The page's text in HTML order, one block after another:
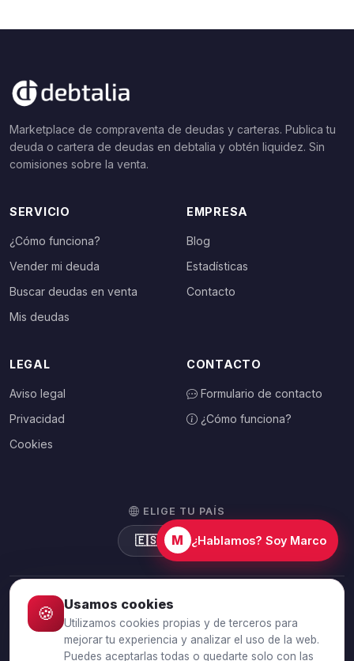
Marketplace de compraventa de deudas y carteras. Publica tu
deuda o cartera de deudas en debtalia y obtén liquidez. Sin
comisiones sobre la venta.
SERVICIO
¿Cómo funciona?
Vender mi deuda
Buscar deudas en venta
Mis deudas
EMPRESA
Blog
Estadísticas
Contacto
LEGAL
Aviso legal
Privacidad
Cookies
CONTACTO
Formulario de contacto
¿Cómo funciona?
ELIGE TU PAÍS
🇪🇸 España
© 2026 Debtalia.com. Todos los derechos reservados.
Conexión segura SSL · Pago seguro con Stripe
M ¿Hablamos? Soy Marco
🍪 Usamos cookies
Utilizamos cookies propias y de terceros para
mejorar tu experiencia y analizar el uso de la web.
Puedes aceptarlas todas o quedarte solo con las